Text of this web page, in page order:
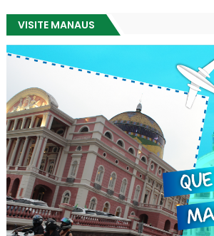
VISITE MANAUS